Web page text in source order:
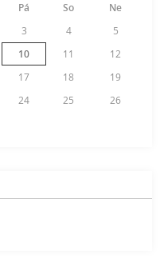
Pá So
Ne
3 4
5
10 11
12
17 18
19
24 25
26